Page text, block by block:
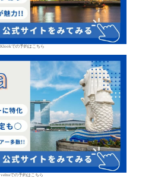
Klookでの予約はこちら
veltraでの予約はこちら